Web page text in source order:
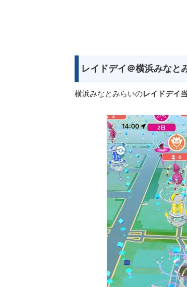
レイドデイ＠横浜みなと
横浜みなとみらいのレイドデイ